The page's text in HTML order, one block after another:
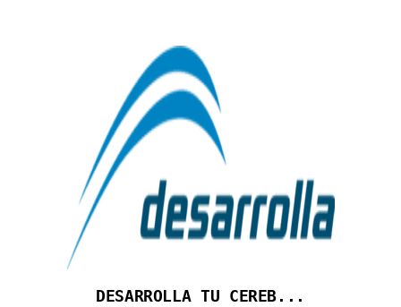
DESARROLLA TU CEREB...